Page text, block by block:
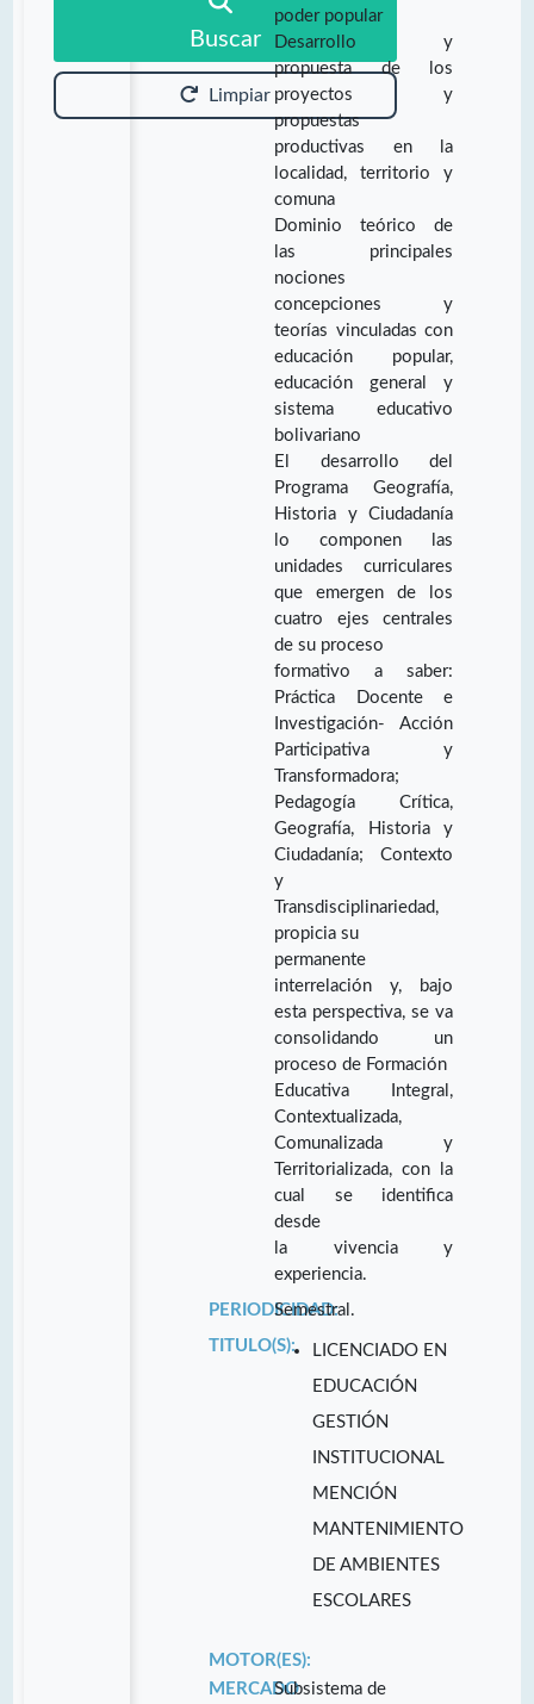
Buscar
Limpiar
poder popular
Desarrollo y
propuesta de los
proyectos y
propuestas
productivas en la
localidad, territorio y
comuna
Dominio teórico de
las principales
nociones
concepciones y
teorías vinculadas con
educación popular,
educación general y
sistema educativo
bolivariano
El desarrollo del
Programa Geografía,
Historia y Ciudadanía
lo componen las
unidades curriculares
que emergen de los
cuatro ejes centrales
de su proceso
formativo a saber:
Práctica Docente e
Investigación- Acción
Participativa y
Transformadora;
Pedagogía Crítica,
Geografía, Historia y
Ciudadanía; Contexto
y
Transdisciplinariedad,
propicia su
permanente
interrelación y, bajo
esta perspectiva, se va
consolidando un
proceso de Formación
Educativa Integral,
Contextualizada,
Comunalizada y
Territorializada, con la
cual se identifica
desde
la vivencia y
experiencia.
PERIODICIDAD:
Semestral.
TITULO(S):
LICENCIADO EN
EDUCACIÓN
GESTIÓN
INSTITUCIONAL
MENCIÓN
MANTENIMIENTO
DE AMBIENTES
ESCOLARES
MOTOR(ES):
MERCADOSubsistema de